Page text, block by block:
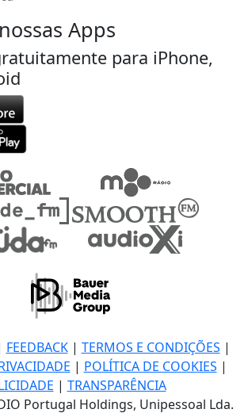
Apps
para iPhone,
FEEDBACK| TERMOS E CONDIÇÕES |
| POLÍTICA DE COOKIES |
| TRANSPARÊNCIA
Portugal Holdings, Unipessoal Lda.